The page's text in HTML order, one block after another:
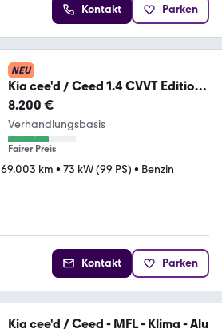
Kontakt Parken
NEU
Kia cee'd / Ceed 1.4 CVVT Edition
7 Edition 7
8.200 €
Verhandlungsbasis
Fairer Preis
69.003 km • 73 kW (99 PS) • Benzin
Kontakt Parken
Kia cee'd / Ceed - MFL - Klima - Alu